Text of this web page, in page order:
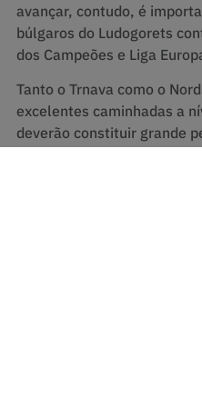
avançar, contudo, é
búlgaros do Ludogorets
dos Campeões e Liga
Tanto o Trnava como o
excelentes caminhadas a
deverão constituir grande